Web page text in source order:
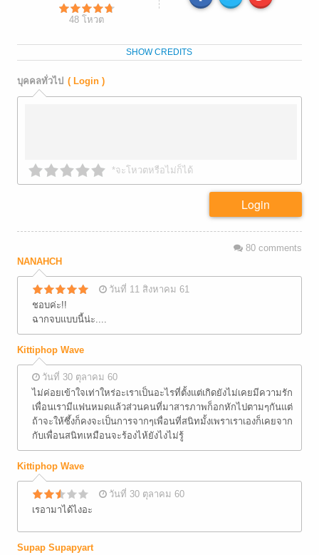
48 โหวต
SHOW CREDITS
บุคคลทั่วไป ( Login )
*จะโหวตหรือไม่ก็ได้
Login
80comments
NANAHCH
วันที่ 11 สิงหาคม 61
ชอบค่ะ!!
ฉากจบแบบนี้น่ะ....
Kittiphop Wave
วันที่ 30 ตุลาคม 60
ไม่ค่อยเข้าใจเท่าใหร่อะเราเป็นอะไรที่ตั้งแต่เกิดยังไม่เคยมีความรัก
เพื่อนเรามีแฟนหมดแล้วส่วนคนที่มาสารภาพก็อกหักไปตามๆกันแต่
ถ้าจะให้ซึ้งก็คงจะเป็นการจากๆเพื่อนที่สนิทมั้งเพราเราเองก็เคยจาก
กับเพื่อนสนิทเหมือนจะร้องไห้ยังไงไม่รู้
Kittiphop Wave
วันที่ 30 ตุลาคม 60
เรอามาได้ไงอะ
Supap Supapyart